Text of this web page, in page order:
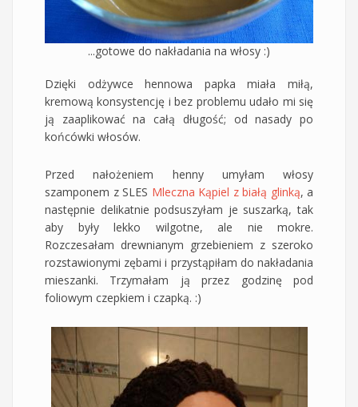
...gotowe do nakładania na włosy :)
Dzięki odżywce hennowa papka miała miłą,
kremową konsystencję i bez problemu udało mi się
ją zaaplikować na całą długość; od nasady po
końcówki włosów.
Przed nałożeniem henny umyłam włosy
szamponem z SLES Mleczna Kąpiel z białą glinką, a
następnie delikatnie podsuszyłam je suszarką, tak
aby były lekko wilgotne, ale nie mokre.
Rozczesałam drewnianym grzebieniem z szeroko
rozstawionymi zębami i przystąpiłam do nakładania
mieszanki. Trzymałam ją przez godzinę pod
foliowym czepkiem i czapką. :)